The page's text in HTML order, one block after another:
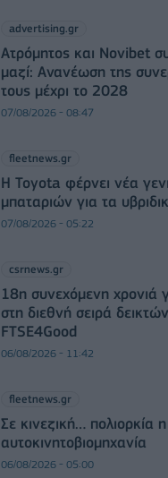
advertising.gr
Ατρόμητος και Novibet
μαζί: Ανανέωση της
τους μέχρι το 2028
07/08/2026 - 08:47
fleetnews.gr
Η Toyota φέρνει νέα
μπαταριών για τα
07/08/2026 - 05:22
csrnews.gr
18η συνεχόμενη χρονιά
στη διεθνή σειρά δεικτών
FTSE4Good
06/08/2026 - 11:42
fleetnews.gr
Σε κινεζική… πολιορκία
αυτοκινητοβιομηχανία
06/08/2026 - 05:00